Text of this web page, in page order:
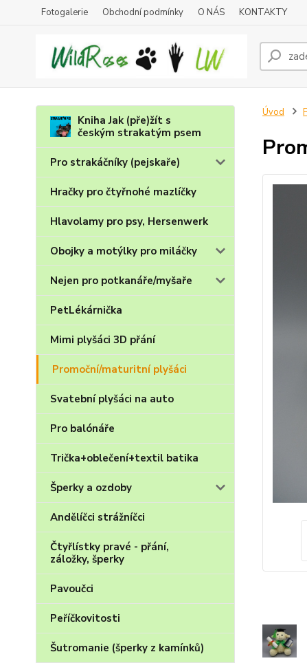
Fotogalerie Obchodní podmínky O NÁS KONTAKTY
Kniha Jak (pře)žít s
českým strakatým psem
Pro strakáčníky (pejskaře)
Hračky pro čtyřnohé mazlíčky
Hlavolamy pro psy, Hersenwerk
Obojky a motýlky pro miláčky
Nejen pro potkanáře/myšaře
PetLékárnička
Mimi plyšáci 3D přání
Promoční/maturitní plyšáci
Svatební plyšáci na auto
Pro balónáře
Trička+oblečení+textil batika
Šperky a ozdoby
Andělíčci strážníčci
Čtyřlístky pravé - přání,
záložky, šperky
Pavoučci
Peříčkovitosti
Šutromanie (šperky z kamínků)
Úvod